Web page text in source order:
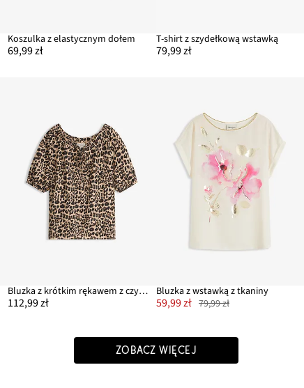
Koszulka z elastycznym dołem
69,99 zł
T-shirt z szydełkową wstawką
79,99 zł
Bluzka z krótkim rękawem z czystej bawełny organicznej
112,99 zł
Bluzka z wstawką z tkaniny
59,99 zł 79,99 zł
ZOBACZ WIĘCEJ